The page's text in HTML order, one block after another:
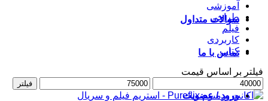
سوالات متداول
تماس با ما
ورود / عضویت
آموزشی
طراحی
فیلم
کاربردی
کتاب
فیلتر بر اساس قیمت
حداقل
قیمت
حداکثر
قیمت
فیلتر